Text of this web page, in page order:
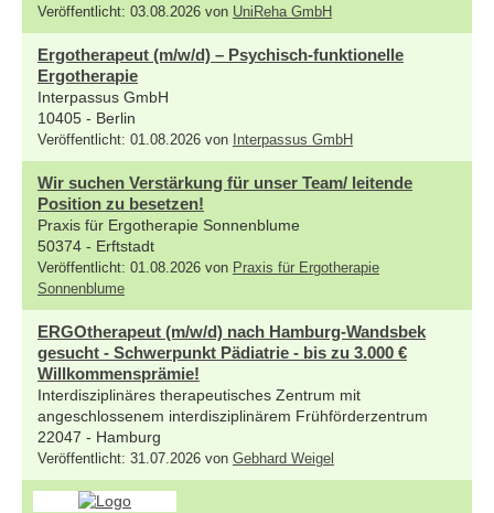
Veröffentlicht: 03.08.2026 von UniReha GmbH
Ergotherapeut (m/w/d) – Psychisch-funktionelle
Ergotherapie
Interpassus GmbH
10405 - Berlin
Veröffentlicht: 01.08.2026 von Interpassus GmbH
Wir suchen Verstärkung für unser Team/ leitende
Position zu besetzen!
Praxis für Ergotherapie Sonnenblume
50374 - Erftstadt
Veröffentlicht: 01.08.2026 von Praxis für Ergotherapie
Sonnenblume
ERGOtherapeut (m/w/d) nach Hamburg-Wandsbek
gesucht - Schwerpunkt Pädiatrie - bis zu 3.000 €
Willkommensprämie!
Interdisziplinäres therapeutisches Zentrum mit
angeschlossenem interdisziplinärem Frühförderzentrum
22047 - Hamburg
Veröffentlicht: 31.07.2026 von Gebhard Weigel